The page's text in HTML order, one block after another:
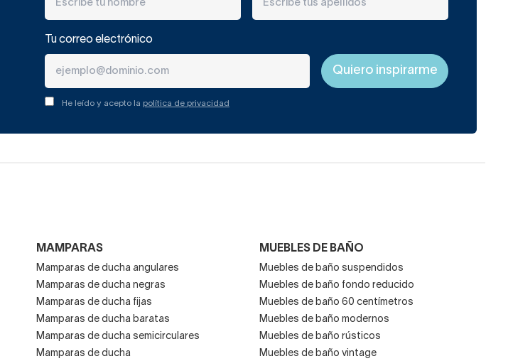
Tu correo electrónico
He leído y acepto la política de privacidad
MAMPARAS
Mamparas de ducha angulares
Mamparas de ducha negras
Mamparas de ducha fijas
Mamparas de ducha baratas
Mamparas de ducha semicirculares
Mamparas de ducha
MUEBLES DE BAÑO
Muebles de baño suspendidos
Muebles de baño fondo reducido
Muebles de baño 60 centímetros
Muebles de baño modernos
Muebles de baño rústicos
Muebles de baño vintage